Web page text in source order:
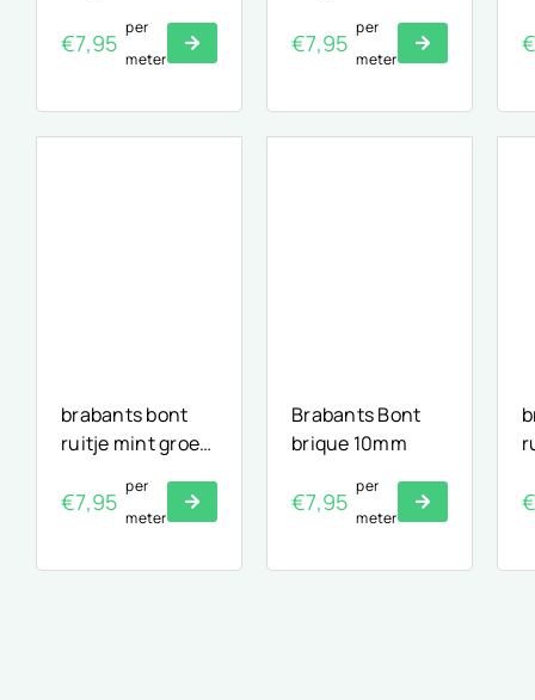
€7,95
per
meter
€7,95
per
meter
brabants bont
ruitje mint groen
€7,95
per
meter
Brabants Bont
brique 10mm
€7,95
per
meter